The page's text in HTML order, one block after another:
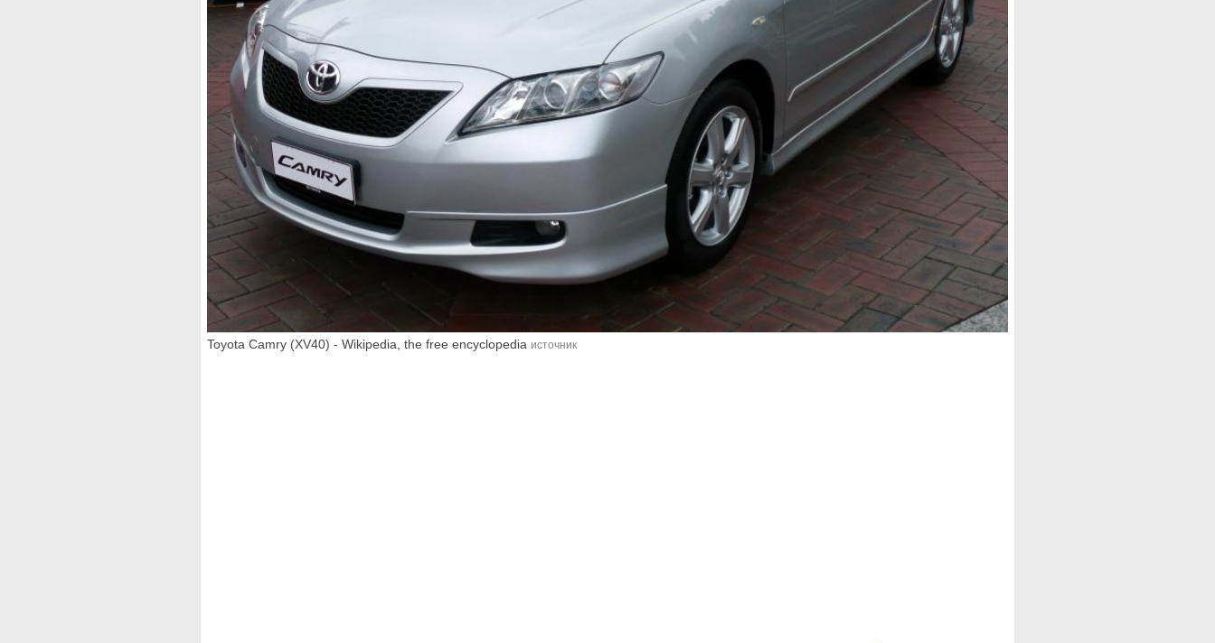
Toyota Camry (XV40) - Wikipedia, the free encyclopedia источник